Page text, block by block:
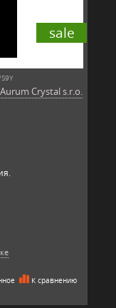
sale
Crystal s.r.o.
К сравнению